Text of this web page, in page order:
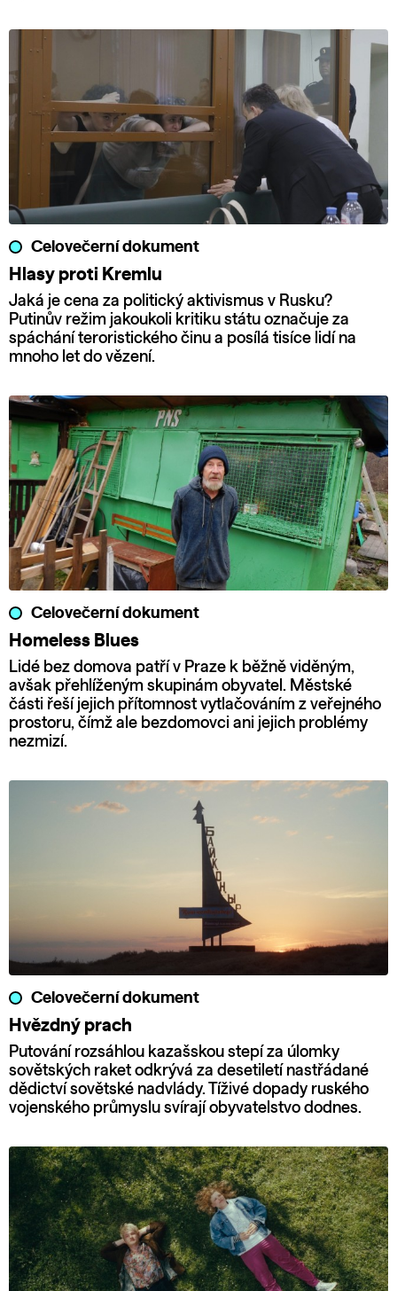
Celovečerní dokument
Hlasy proti Kremlu
Jaká je cena za politický aktivismus v Rusku?
Putinův režim jakoukoli kritiku státu označuje za
spáchání teroristického činu a posílá tisíce lidí na
mnoho let do vězení.
Celovečerní dokument
Homeless Blues
Lidé bez domova patří v Praze k běžně viděným,
avšak přehlíženým skupinám obyvatel. Městské
části řeší jejich přítomnost vytlačováním z veřejného
prostoru, čímž ale bezdomovci ani jejich problémy
nezmizí.
Celovečerní dokument
Hvězdný prach
Putování rozsáhlou kazašskou stepí za úlomky
sovětských raket odkrývá za desetiletí nastřádané
dědictví sovětské nadvlády. Tíživé dopady ruského
vojenského průmyslu svírají obyvatelstvo dodnes.